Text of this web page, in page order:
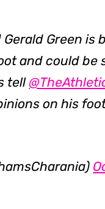
Green is
and could be
tell
on his